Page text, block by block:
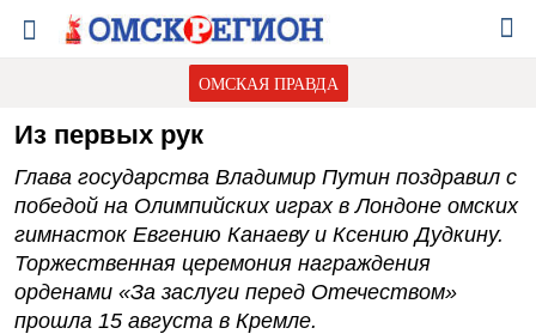
ОМСКАЯ ПРАВДА
Из первых рук
Глава государства Владимир Путин поздравил с
победой на Олимпийских играх в Лондоне омских
гимнасток Евгению Канаеву и Ксению Дудкину.
Торжественная церемония награждения
орденами «За заслуги перед Отечеством»
прошла 15 августа в Кремле.